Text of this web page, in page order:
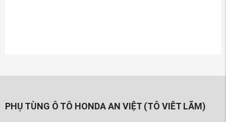
PHỤ TÙNG Ô TÔ HONDA AN VIỆT (TÔ VIÊT LÃM)